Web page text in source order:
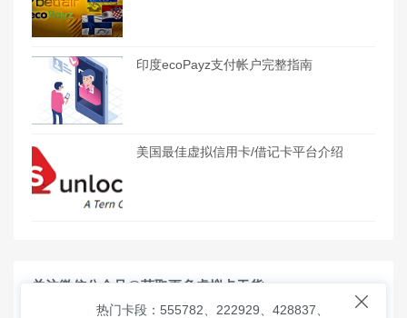
印度ecoPayz支付帐户完整指南
美国最佳虚拟信用卡/借记卡平台介绍
关注微信公众号@获取更多虚拟卡干货

热门卡段：555782、222929、428837、